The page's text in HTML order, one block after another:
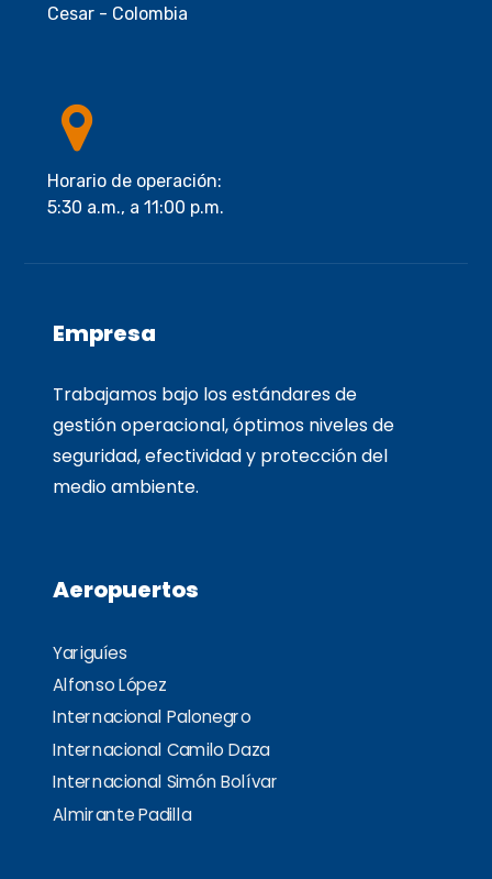
Cesar - Colombia
Horario de operación:
5:30 a.m., a 11:00 p.m.
Empresa
Trabajamos bajo los estándares de
gestión operacional, óptimos niveles de
seguridad, efectividad y protección del
medio ambiente.
Aeropuertos
Yariguíes
Alfonso López
Internacional Palonegro
Internacional Camilo Daza
Internacional Simón Bolívar
Almirante Padilla